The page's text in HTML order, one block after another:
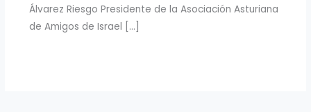
Álvarez Riesgo Presidente de la Asociación Asturiana
de Amigos de Israel […]